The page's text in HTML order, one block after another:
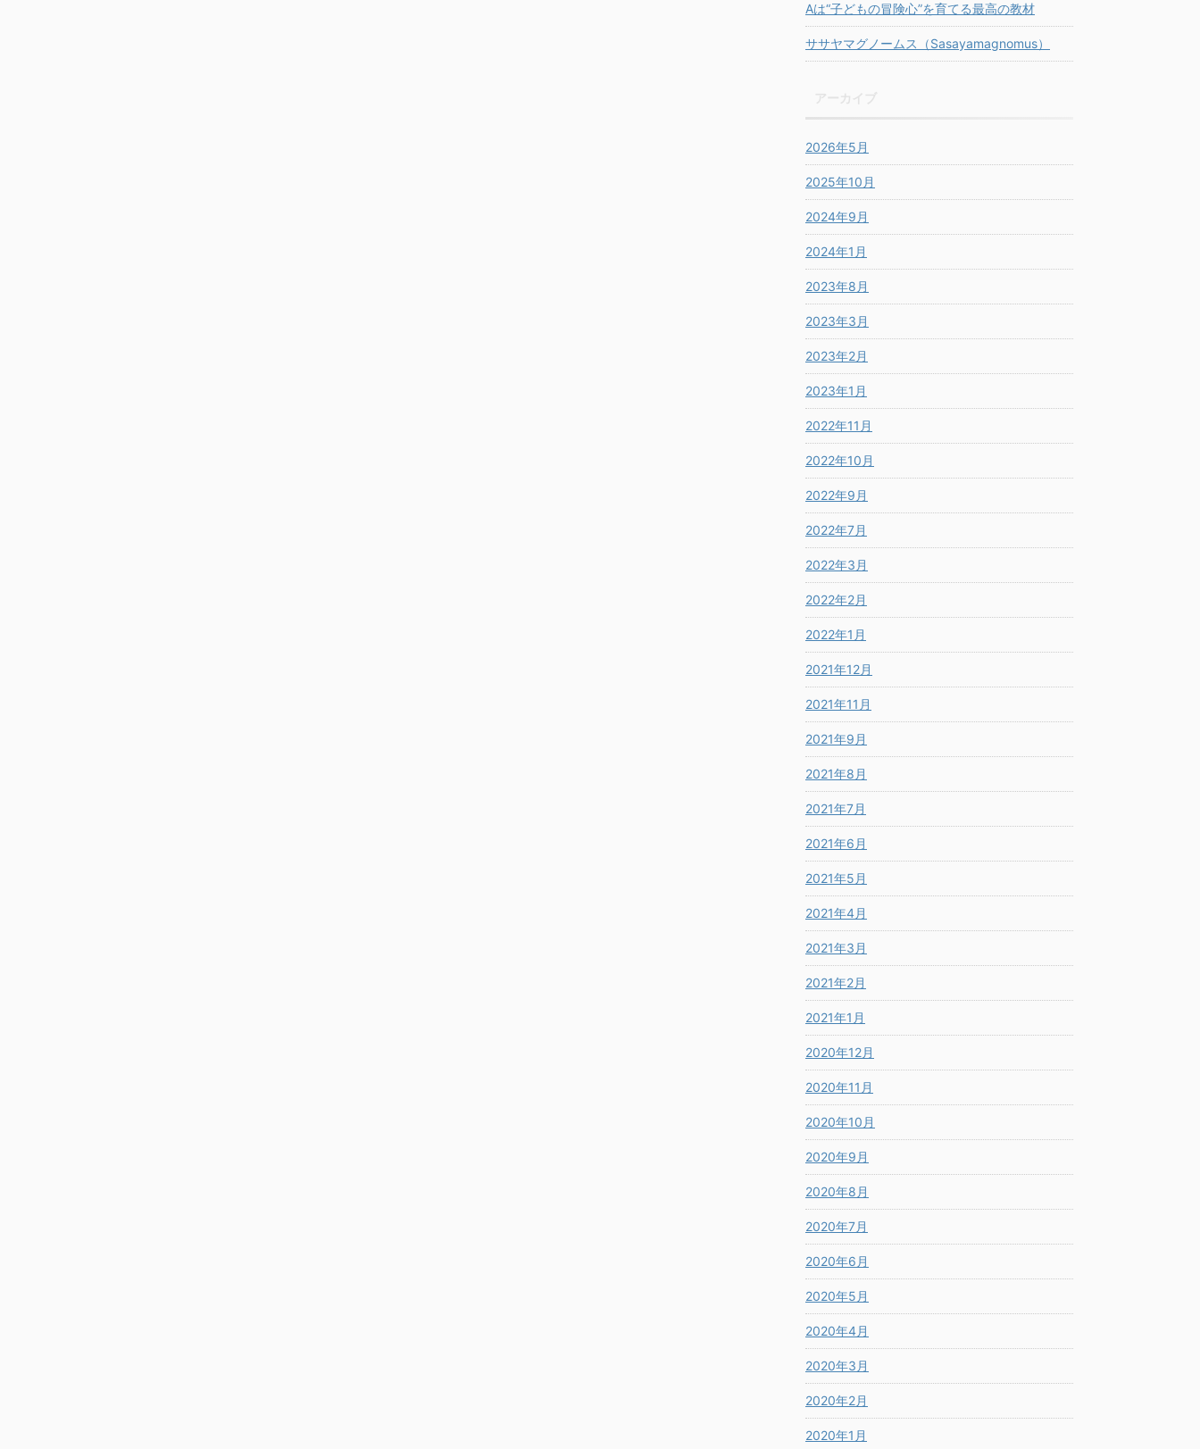
Aは“子どもの冒険心”を育てる最高の教材
ササヤマグノームス（Sasayamagnomus）
2026年5月
2025年10月
2024年9月
2024年1月
2023年8月
2023年3月
2023年2月
2023年1月
2022年11月
2022年10月
2022年9月
2022年7月
2022年3月
2022年2月
2022年1月
2021年12月
2021年11月
2021年9月
2021年8月
2021年7月
2021年6月
2021年5月
2021年4月
2021年3月
2021年2月
2021年1月
2020年12月
2020年11月
2020年10月
2020年9月
2020年8月
2020年7月
2020年6月
2020年5月
2020年4月
2020年3月
2020年2月
2020年1月